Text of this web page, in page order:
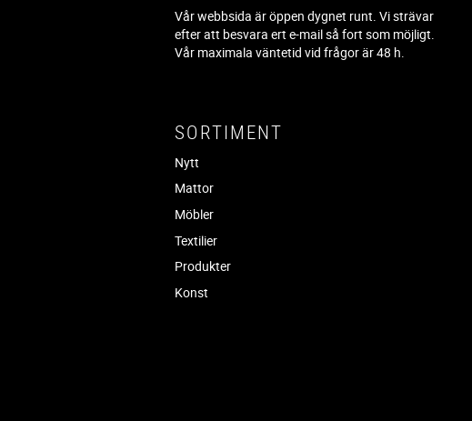
Vår webbsida är öppen dygnet runt. Vi strävar
efter att besvara ert e-mail så fort som möjligt.
Vår maximala väntetid vid frågor är 48 h.
SORTIMENT
Nytt
Mattor
Möbler
Textilier
Produkter
Konst